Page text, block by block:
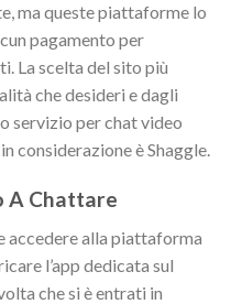
ma queste piattaforme lo
pagamento per
La scelta del sito più
che desideri e dagli
servizio per chat video
considerazione è Shaggle.
A Chattare
accedere alla piattaforma
l’app dedicata sul
che si è entrati in